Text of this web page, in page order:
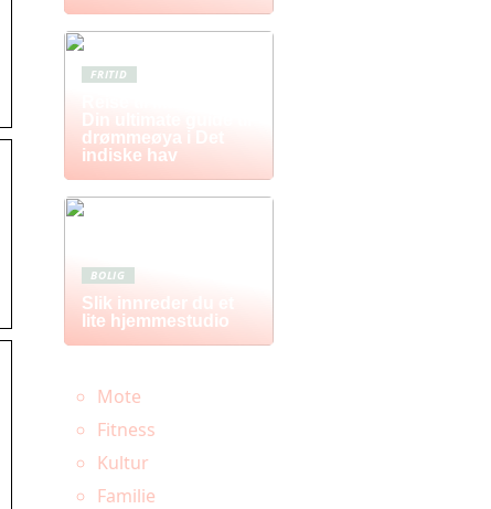
FRITID
Din ultimate guide til
drømmeøya i Det
indiske hav
BOLIG
Slik innreder du et
lite hjemmestudio
Mote
Fitness
Kultur
Familie